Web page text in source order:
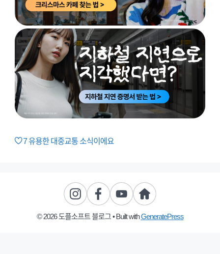
7유용한 대중교통 소식이에요
© 2026 도플소프트 블로그• Built withGeneratePress